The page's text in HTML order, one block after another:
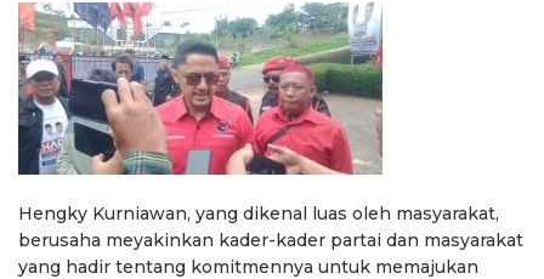
Hengky Kurniawan, yang dikenal luas oleh masyarakat,
berusaha meyakinkan kader-kader partai dan masyarakat
yang hadir tentang komitmennya untuk memajukan